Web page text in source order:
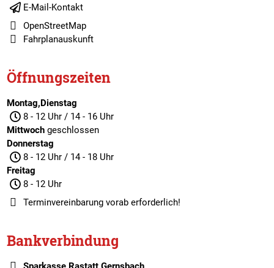
E-Mail-Kontakt
OpenStreetMap
Fahrplanauskunft
Öffnungszeiten
Montag,Dienstag
8 - 12 Uhr / 14 - 16 Uhr
Mittwochgeschlossen
Donnerstag
8 - 12 Uhr / 14 - 18 Uhr
Freitag
8 - 12 Uhr
Terminvereinbarungvorab erforderlich!
Bankverbindung